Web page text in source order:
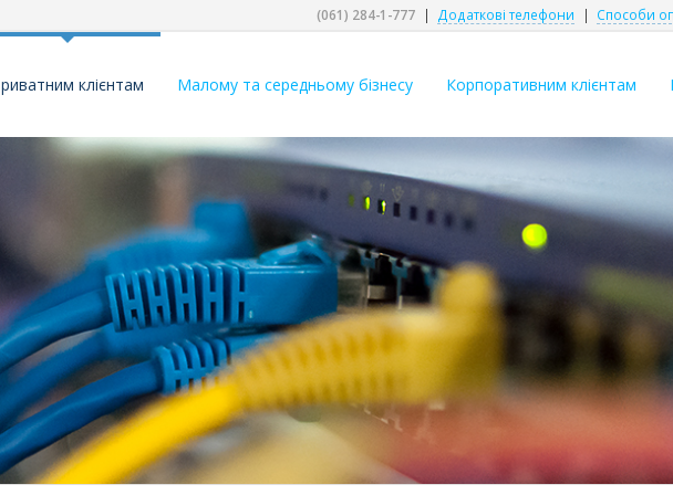
(061) 284-1-777 | Додаткові телефони | Способи
клієнтам Малому та середньому бізнесу Корпоративним клієнтам